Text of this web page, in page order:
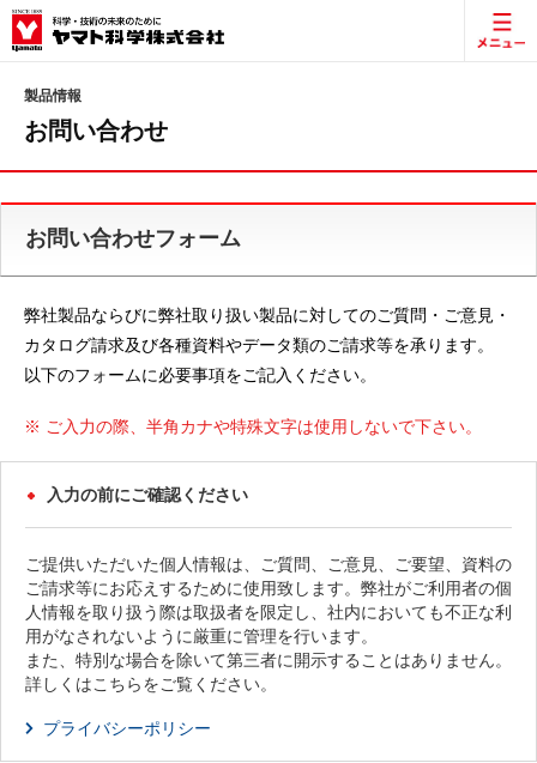
製品情報
お問い合わせ
お問い合わせフォーム
弊社製品ならびに弊社取り扱い製品に対してのご質問・ご意見・
カタログ請求及び各種資料やデータ類のご請求等を承ります。
以下のフォームに必要事項をご記入ください。
※ ご入力の際、半角カナや特殊文字は使用しないで下さい。
入力の前にご確認ください
ご提供いただいた個人情報は、ご質問、ご意見、ご要望、資料の
ご請求等にお応えするために使用致します。弊社がご利用者の個
人情報を取り扱う際は取扱者を限定し、社内においても不正な利
用がなされないように厳重に管理を行います。
また、特別な場合を除いて第三者に開示することはありません。
詳しくはこちらをご覧ください。
プライバシーポリシー